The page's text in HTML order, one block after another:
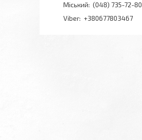
Міський (048) 735-72-80
Viber +380677803467